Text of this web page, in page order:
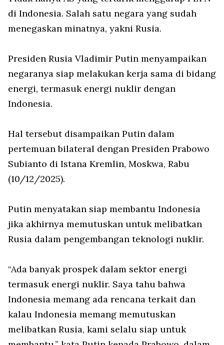
di Indonesia. Salah satu negara yang sudah
menegaskan minatnya, yakni Rusia.
Presiden Rusia Vladimir Putin menyampaikan
negaranya siap melakukan kerja sama di bidang
energi, termasuk energi nuklir dengan
Indonesia.
Hal tersebut disampaikan Putin dalam
pertemuan bilateral dengan Presiden Prabowo
Subianto di Istana Kremlin, Moskwa, Rabu
(10/12/2025).
Putin menyatakan siap membantu Indonesia
jika akhirnya memutuskan untuk melibatkan
Rusia dalam pengembangan teknologi nuklir.
“Ada banyak prospek dalam sektor energi
termasuk energi nuklir. Saya tahu bahwa
Indonesia memang ada rencana terkait dan
kalau Indonesia memang memutuskan
melibatkan Rusia, kami selalu siap untuk